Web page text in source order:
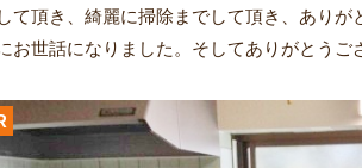
頂き、綺麗に掃除までして頂き、あり
世話になりました。そしてありがとうご